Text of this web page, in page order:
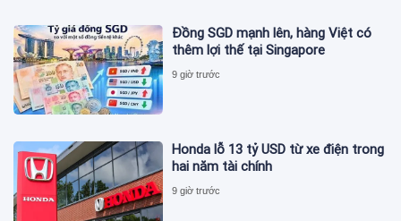
Đồng SGD mạnh lên, hàng Việt có
thêm lợi thế tại Singapore
9 giờ trước
Honda lỗ 13 tỷ USD từ xe điện trong
hai năm tài chính
9 giờ trước